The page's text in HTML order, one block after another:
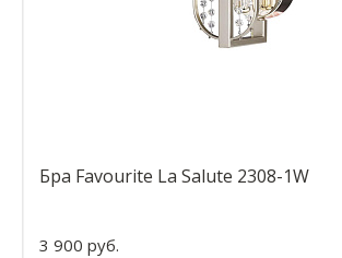
Бра Favourite La Salute 2308-1W
3 900 руб.